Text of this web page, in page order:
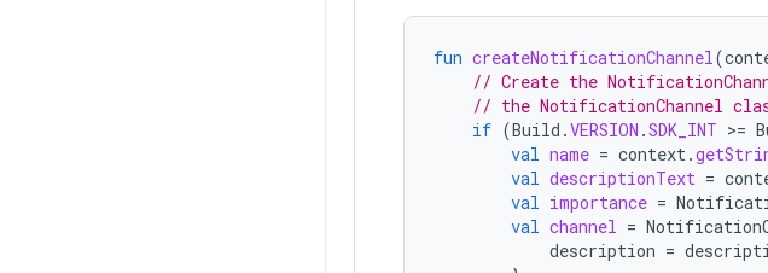
fun createNotificationChannel(
// Create the
// the NotificationChannel
if (Build .VERSION .SDK_INT >=
val name = context.
val descriptionText =
val importance =
val channel =
description =